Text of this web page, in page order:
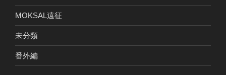
MOKSAL遠征
未分類
番外編